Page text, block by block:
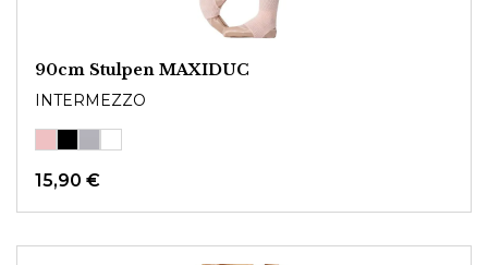
90cm Stulpen MAXIDUC
INTERMEZZO
15,90 €